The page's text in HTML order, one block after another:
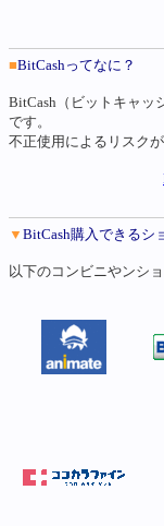
■BitCashってなに？
BitCash（ビットキャッ
です。
不正使用によるリスク
▼ BitCash購入できるシ
以下のコンビニやンシ